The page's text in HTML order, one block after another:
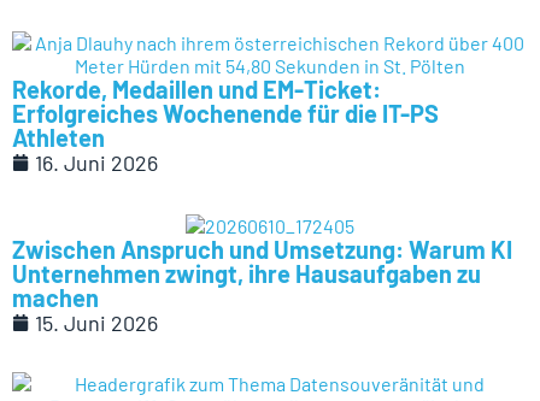
Rekorde, Medaillen und EM-Ticket:
Erfolgreiches Wochenende für die IT-PS
Athleten
16. Juni 2026
Zwischen Anspruch und Umsetzung: Warum KI
Unternehmen zwingt, ihre Hausaufgaben zu
machen
15. Juni 2026